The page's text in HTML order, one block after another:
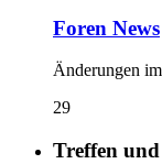
Foren News
Änderungen
29
Treffen